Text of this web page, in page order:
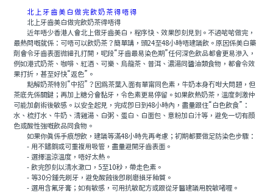
北上牙齒美白做完飲奶茶得唔得
北上牙齒美白做完飲奶茶得唔得
近年唔少香港人會北上做牙齒美白，程序快、效果即刻見到。不過啱啱做完，
最熱問嘅就係：可唔可以飲奶茶？簡單講，頭24至48小時唔建議飲。原因係美白藥
劑會令牙齒表面微細孔打開，呢段“牙齒最易染色期”任何深色飲品都會更易滲入，
例如港式奶茶、咖啡、紅酒、可樂、烏龍茶、普洱、濃湯同醬油類食物，都會令效
果打折，甚至好快“返色”。
點解奶茶特別“中招”？因爲茶葉入面有單甯同色素，牛奶本身冇咁大問題，但
茶底先係關鍵；再加上糖分會黏牙，令色素更易停留。如果飲熱奶茶，溫度刺激仲
可能加劇術後敏感。以安全起見，完成即日到48小時內，盡量跟住“白色飲食”：
水、梳打水、牛奶、清雞湯、白粥、蛋白、白面包、意粉加白汁等，避免一切有顔
色或酸性強嘅飲品同食物。
如果你真係手痕想飲，建議等滿48小時先再考慮；初期都要做足防染色步驟：
- 用不鏽鋼或可重複用吸管，盡量避開牙齒表面。
- 選擇溫涼溫度，唔好太熱。
- 飲完即刻以清水漱口，5至10秒，帶走色素。
- 等30分鍾先刷牙，避免酸蝕後即刷磨損牙釉質。
- 選用含氟牙膏；如有敏感，可用抗敏配方或跟從牙醫建議用脫敏啫喱。